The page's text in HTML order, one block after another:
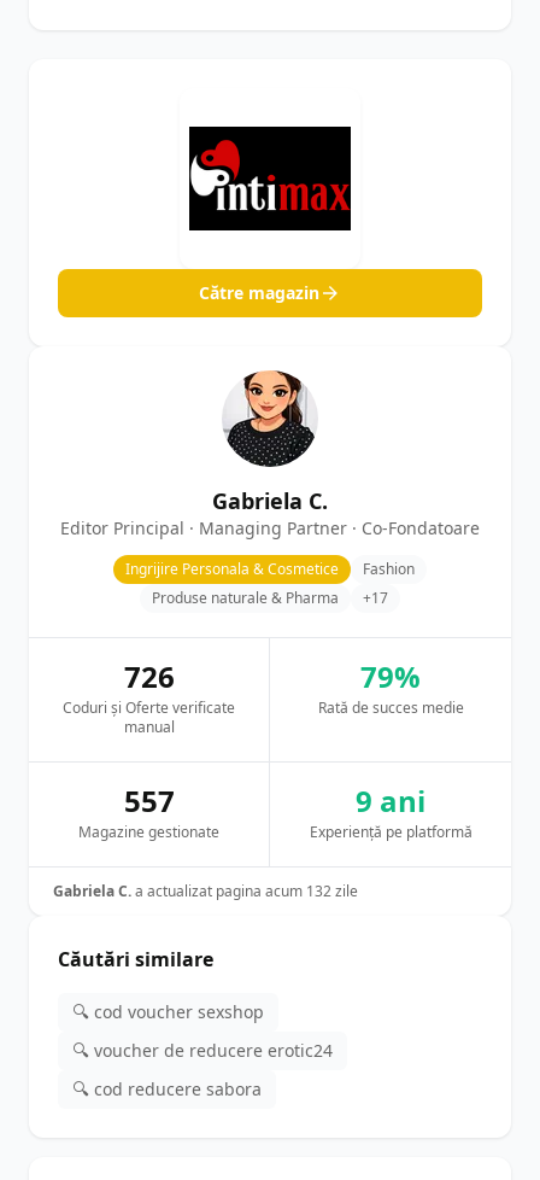
Către magazin
Gabriela C.
Editor Principal · Managing Partner · Co-Fondatoare
Ingrijire Personala & Cosmetice
Fashion
Produse naturale & Pharma
+17
726
Coduri și Oferte verificate
manual
79%
Rată de succes medie
557
Magazine gestionate
9 ani
Experiență pe platformă
Gabriela C.a actualizat pagina acum 132 zile
Căutări similare
🔍 cod voucher sexshop
🔍 voucher de reducere erotic24
🔍 cod reducere sabora